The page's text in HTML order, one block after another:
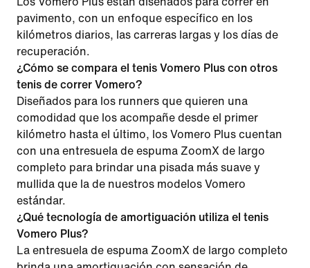
pavimento, con un enfoque específico en los
kilómetros diarios, las carreras largas y los días de
recuperación.
¿Cómo se compara el tenis Vomero Plus con otros
tenis de correr Vomero?
Diseñados para los runners que quieren una
comodidad que los acompañe desde el primer
kilómetro hasta el último, los Vomero Plus cuentan
con una entresuela de espuma ZoomX de largo
completo para brindar una pisada más suave y
mullida que la de nuestros modelos Vomero
estándar.
¿Qué tecnología de amortiguación utiliza el tenis
Vomero Plus?
La entresuela de espuma ZoomX de largo completo